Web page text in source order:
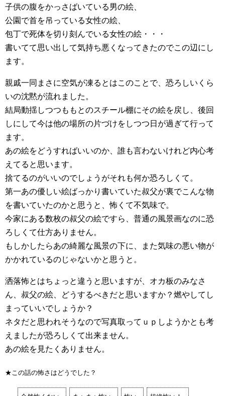
子供の腹をかっさばいている男の絵、
公園で首を吊っている女性の絵、
包丁で死体を切り刻んでいる女性の絵・・・
書いてて思い出して気持ち悪くなってきたのでこの辺にし
ます。
親戚一同まさに空気が凍るとはこのことで、恐ろしいくら
いの沈黙が流れました。
結局動揺しつつももとのスチール棚にその絵を戻し、後回
しにして今は他の場所の片づけをしつつ日が過ぎて行って
ます。
あの絵をどうすればいいのか、誰も言わないけれど内心考
えてると思います。
捨てるのがいいのでしょうがそれも何か恐ろしくて。
第一あの優しい絵ばっかり書いていた叔父が裏でこんな物
を書いていたのかと思うと、怖くて不気味で。
今家にある数枚の叔父の絵ですら、普通の風景画なのに恐
ろしくて仕方ありません。
もしかしたらあの綺麗な風景の下に、また気味の悪い物が
かかれているのじゃないかと思うと。
洒落怖とはちょっと違うと思いますが、オカ板のみなさ
ん、叔父の絵、どうするべきだと思いますか？燃やしてし
まっていいでしょうか？
ネタだと思われそうなので写真取ってｕｐしようかとも考
えましたが恐ろしくて出来ません。
あの絵を見たくありません。
★この話の怖さはどうでした？